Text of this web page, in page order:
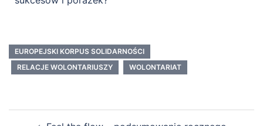
EUROPEJSKI KORPUS SOLIDARNOŚCI
RELACJE WOLONTARIUSZY
WOLONTARIAT